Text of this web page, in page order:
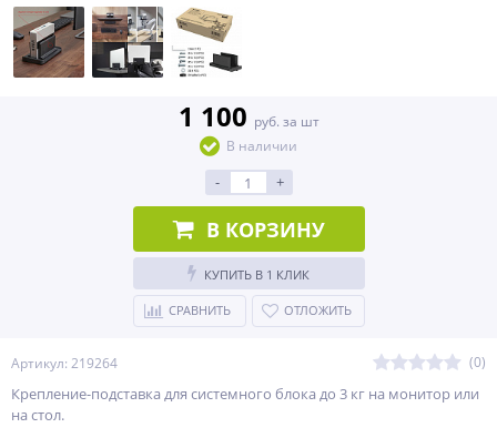
Артикул: 219264 (0)
Крепление-подставка для системного блока до 3 кг на монитор или
на стол.
1 100 руб. за шт
В наличии
- +
В КОРЗИНУ
КУПИТЬ В 1 КЛИК
СРАВНИТЬ ОТЛОЖИТЬ